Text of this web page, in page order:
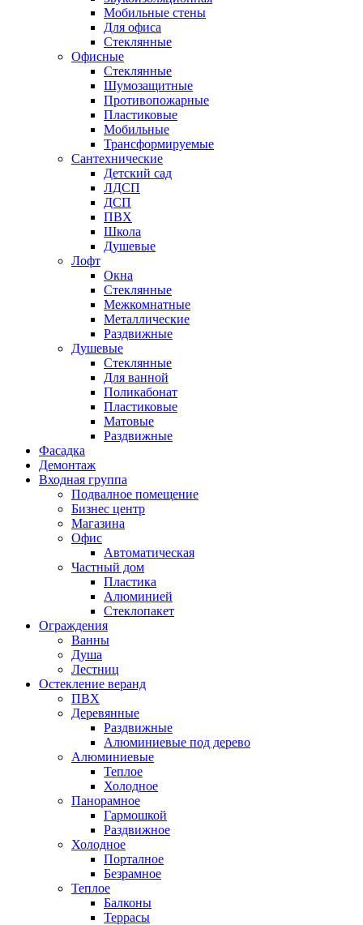
Мобильные стены
Для офиса
Стеклянные
Офисные
Стеклянные
Шумозащитные
Противопожарные
Пластиковые
Мобильные
Трансформируемые
Сантехнические
Детский сад
ЛДСП
ДСП
ПВХ
Школа
Душевые
Лофт
Окна
Стеклянные
Межкомнатные
Металлические
Раздвижные
Душевые
Стеклянные
Для ванной
Поликабонат
Пластиковые
Матовые
Раздвижные
Фасадка
Демонтаж
Входная группа
Подвалное помещение
Бизнес центр
Магазина
Офис
Автоматическая
Частный дом
Пластика
Алюминией
Стеклопакет
Ограждения
Ванны
Душа
Лестниц
Остекление веранд
ПВХ
Деревянные
Раздвижные
Алюминиевые под дерево
Алюминиевые
Теплое
Холодное
Панорамное
Гармошкой
Раздвижное
Холодное
Порталное
Безрамное
Теплое
Балконы
Террасы